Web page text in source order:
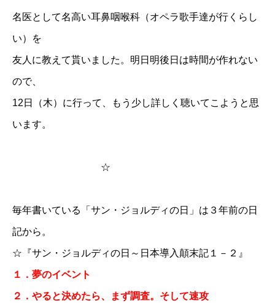
名医として名高い耳鼻咽喉科（オペラ歌手達が行くらし
い）を
友人に教えて貰いました。明日明後日は時間が作れない
ので、
12日（木）に行って、もう少し詳しく聴いてこようと思
います。
☆
毎年書いている「サン・ジョルディの日」は３年前の日
記から。
☆ 『サン・ジョルディの日～日本導入顛末記１－２』
１．夢のイベント
２．やると決めたら、まず調査。そして速攻